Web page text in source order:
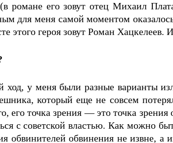
романе его зовут отец Михаил
для меня самой моментом оказалось
этого героя зовут Роман Хацкелеев.
у меня были разные варианты
который еще не совсем
его точка зрения — это точка
с советской властью. Как можно
обвинителей обвинения не извне, а